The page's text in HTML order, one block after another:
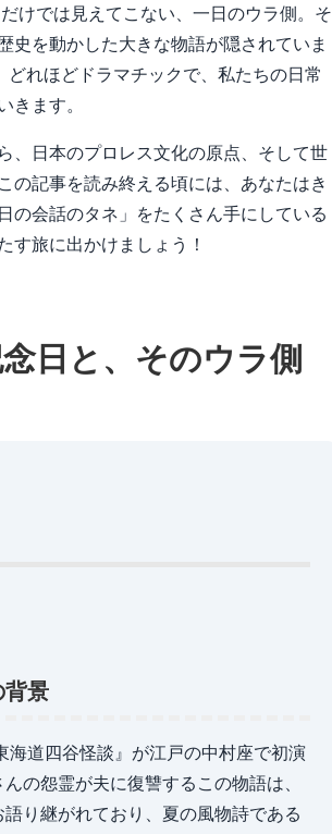
けでは見えてこない、一日のウラ側。そ
史を動かした大きな物語が隠されていま
れほどドラマチックで、私たちの日常
きます。
、日本のプロレス文化の原点、そして世
の記事を読み終える頃には、あなたはき
の会話のタネ」をたくさん手にしている
す旅に出かけましょう！
日と、そのウラ側
背景
海道四谷怪談』が江戸の中村座で初演
の怨霊が夫に復讐するこの物語は、
り継がれており、夏の風物詩である